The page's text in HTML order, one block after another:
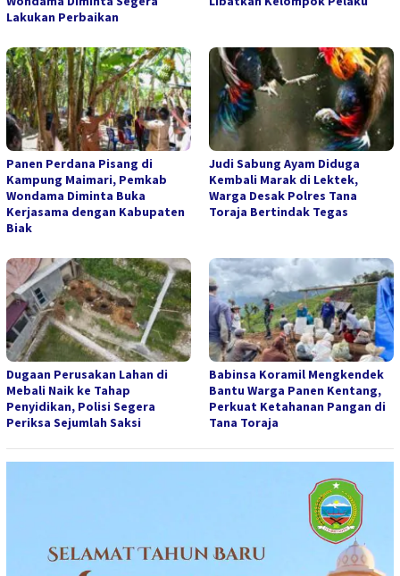
Lakukan Perbaikan
Panen Perdana Pisang di
Kampung Maimari, Pemkab
Wondama Diminta Buka
Kerjasama dengan Kabupaten
Biak
Judi Sabung Ayam Diduga
Kembali Marak di Lektek,
Warga Desak Polres Tana
Toraja Bertindak Tegas
Dugaan Perusakan Lahan di
Mebali Naik ke Tahap
Penyidikan, Polisi Segera
Periksa Sejumlah Saksi
Babinsa Koramil Mengkendek
Bantu Warga Panen Kentang,
Perkuat Ketahanan Pangan di
Tana Toraja